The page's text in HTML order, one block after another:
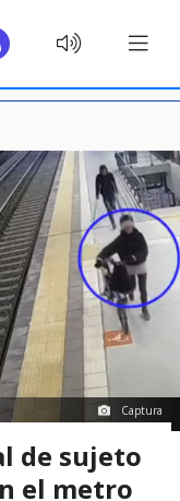
Captura
de sujeto
el metro